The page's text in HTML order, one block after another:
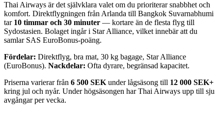
Thai Airways är det självklara valet om du prioriterar snabbhet och
komfort. Direktflygningen från Arlanda till Bangkok Suvarnabhumi
tar 10 timmar och 30 minuter — kortare än de flesta flyg till
Sydostasien. Bolaget ingår i Star Alliance, vilket innebär att du
samlar SAS EuroBonus-poäng.
Fördelar: Direktflyg, bra mat, 30 kg bagage, Star Alliance
(EuroBonus). Nackdelar: Ofta dyrare, begränsad kapacitet.
Priserna varierar från 6 500 SEK under lågsäsong till 12 000 SEK+
kring jul och nyår. Under högsäsongen har Thai Airways upp till sju
avgångar per vecka.